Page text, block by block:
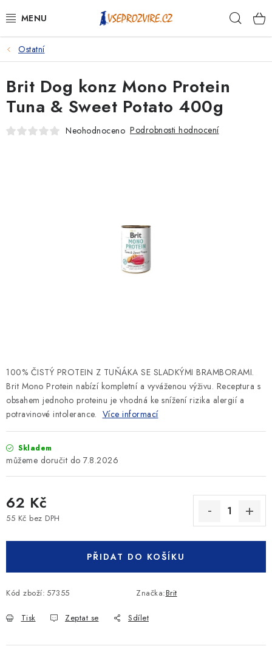
na
PSI
KOČKY
KONĚ
KRÁLÍCI/HLODAVCI/PTÁCI
Ostatní
100% ČISTÝ PROTEIN Z TUŇÁKA SE SLADKÝMI BRAMBORAMI.
Brit Mono Protein nabízí kompletní a vyváženou výživu. Receptura s
obsahem jednoho proteinu je vhodná ke snížení rizika alergií a
potravinové intolerance. Více informací
Skladem
7.8.2026
62 Kč
55 Kč bez DPH
PŘIDAT DO KOŠÍKU
Kód zboží: 57355 Značka:Brit
Tisk Zeptat se Sdílet
Brit Dog konz Mono Protein
Tuna & Sweet Potato 400g
Neohodnoceno Podrobnosti hodnocení